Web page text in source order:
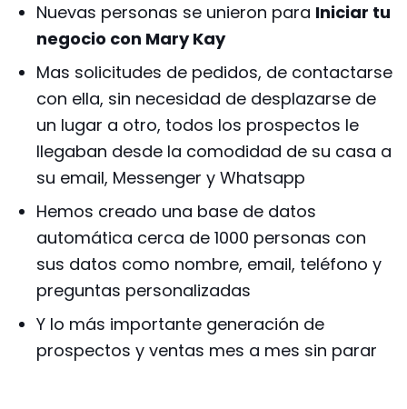
Nuevas personas se unieron para Iniciar tu
negocio con Mary Kay
Mas solicitudes de pedidos, de contactarse
con ella, sin necesidad de desplazarse de
un lugar a otro, todos los prospectos le
llegaban desde la comodidad de su casa a
su email, Messenger y Whatsapp
Hemos creado una base de datos
automática cerca de 1000 personas con
sus datos como nombre, email, teléfono y
preguntas personalizadas
Y lo más importante generación de
prospectos y ventas mes a mes sin parar